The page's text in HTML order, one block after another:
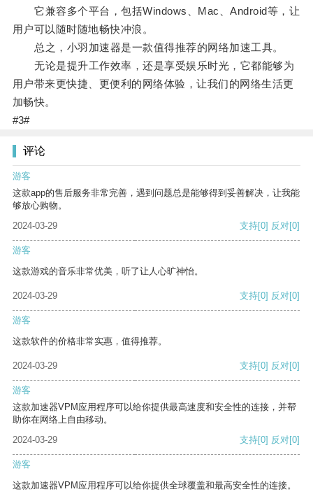
它兼容多个平台，包括Windows、Mac、Android等，让
用户可以随时随地畅快冲浪。
总之，小羽加速器是一款值得推荐的网络加速工具。
无论是提升工作效率，还是享受娱乐时光，它都能够为
用户带来更快捷、更便利的网络体验，让我们的网络生活更
加畅快。
#3#
评论
游客
这款app的售后服务非常完善，遇到问题总是能够得到妥善解决，让我能
够放心购物。
2024-03-29
支持[0] 反对[0]
游客
这款游戏的音乐非常优美，听了让人心旷神怡。
2024-03-29 支持[0] 反对[0]
游客
这款软件的价格非常实惠，值得推荐。
2024-03-29 支持[0] 反对[0]
游客
这款加速器VPM应用程序可以给你提供最高速度和安全性的连接，并帮
助你在网络上自由移动。
2024-03-29
支持[0] 反对[0]
游客
这款加速器VPM应用程序可以给你提供全球覆盖和最高安全性的连接。